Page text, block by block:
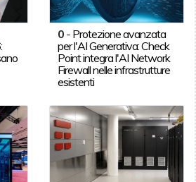
0 - Protezione avanzata
per l'AI Generativa: Check
Point integra l'AI Network
Firewall nelle infrastrutture
esistenti